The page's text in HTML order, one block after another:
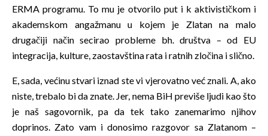
ERMA programu. To mu je otvorilo put i k aktivističkom i
akademskom angažmanu u kojem je Zlatan na malo
drugačiji način secirao probleme bh. društva – od EU
integracija, kulture, zaostavština rata i ratnih zločina i slično.
E, sada, većinu stvari iznad ste vi vjerovatno već znali. A, ako
niste, trebalo bi da znate. Jer, nema BiH previše ljudi kao što
je naš sagovornik, pa da tek tako zanemarimo njihov
doprinos. Zato vam i donosimo razgovor sa Zlatanom –